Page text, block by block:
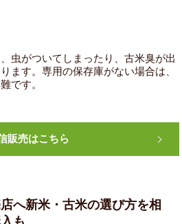
虫がついてしまったり、古米臭が出
ます。専用の保存庫がない場合は、
です。
販売はこちら
へ新米・古米の選び方を相